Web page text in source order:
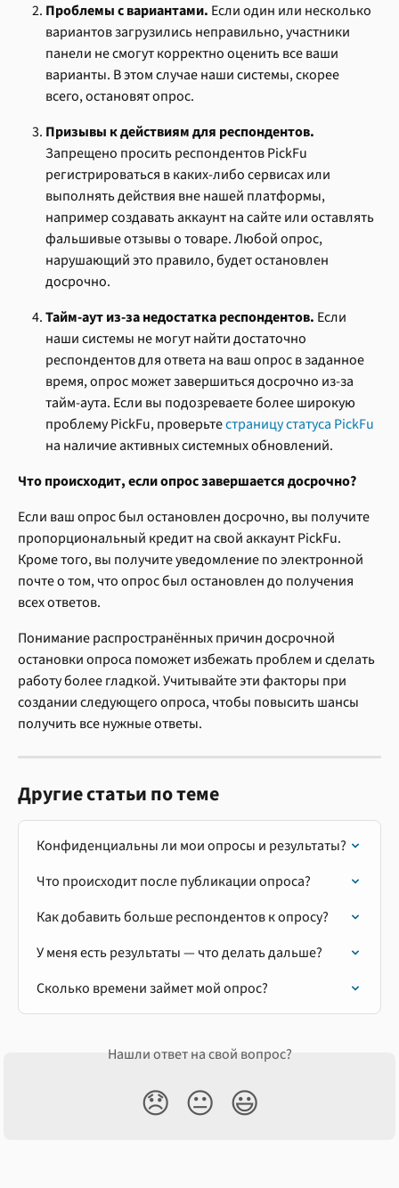
Проблемы с вариантами. Если один или несколько
вариантов загрузились неправильно, участники
панели не смогут корректно оценить все ваши
варианты. В этом случае наши системы, скорее
всего, остановят опрос.
Призывы к действиям для респондентов.
Запрещено просить респондентов PickFu
регистрироваться в каких-либо сервисах или
выполнять действия вне нашей платформы,
например создавать аккаунт на сайте или оставлять
фальшивые отзывы о товаре. Любой опрос,
нарушающий это правило, будет остановлен
досрочно.
Тайм-аут из-за недостатка респондентов. Если
наши системы не могут найти достаточно
респондентов для ответа на ваш опрос в заданное
время, опрос может завершиться досрочно из-за
тайм-аута. Если вы подозреваете более широкую
проблему PickFu, проверьте страницу статуса PickFu
на наличие активных системных обновлений.
Что происходит, если опрос завершается досрочно?
Если ваш опрос был остановлен досрочно, вы получите
пропорциональный кредит на свой аккаунт PickFu.
Кроме того, вы получите уведомление по электронной
почте о том, что опрос был остановлен до получения
всех ответов.
Понимание распространённых причин досрочной
остановки опроса поможет избежать проблем и сделать
работу более гладкой. Учитывайте эти факторы при
создании следующего опроса, чтобы повысить шансы
получить все нужные ответы.
Другие статьи по теме
Конфиденциальны ли мои опросы и результаты?
Что происходит после публикации опроса?
Как добавить больше респондентов к опросу?
У меня есть результаты — что делать дальше?
Сколько времени займет мой опрос?
Нашли ответ на свой вопрос?
😞 😐 😃